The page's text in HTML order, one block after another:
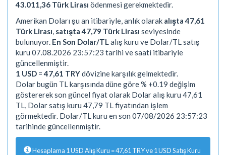
43.011,36 Türk Lirası ödenmesi gerekmektedir.
Amerikan Doları şu an itibariyle, anlık olarak alışta 47,61
Türk Lirası satışta 47,79 Türk Lirası seviyesinde
bulunuyor. En Son Dolar/TL alış kuru ve Dolar/TL satış
kuru 07.08.2026 23:57:23 tarihi ve saati itibariyle
güncellenmiştir.
1 USD =47,61 TRYdövizine karşılık gelmektedir.
Dolar bugün TL karşısında düne göre % +0.19 değişim
göstererek son güncel fiyat olarak Dolar alış kuru 47,61
TL, Dolar satış kuru 47,79 TL fiyatından işlem
görmektedir. Dolar/TL kuru en son 07/08/2026 23:57:23
tarihinde güncellenmiştir.
Hesaplama 1 USD Alış Kuru = 47,61 TRY ve 1 USD Satış Kuru